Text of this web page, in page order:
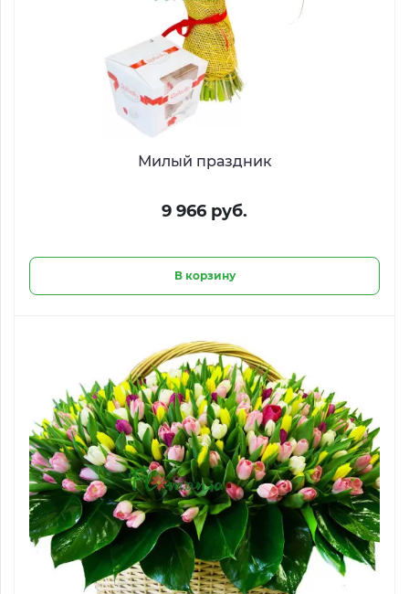
Милый праздник
9 966 руб.
В корзину